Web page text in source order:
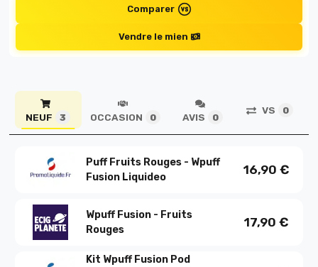
Comparer
Vendre le mien
NEUF 3 OCCASION 0 AVIS 0
VS 0
Puff Fruits Rouges - Wpuff
Fusion Liquideo
16,90 €
Wpuff Fusion - Fruits
Rouges
17,90 €
Kit Wpuff Fusion Pod